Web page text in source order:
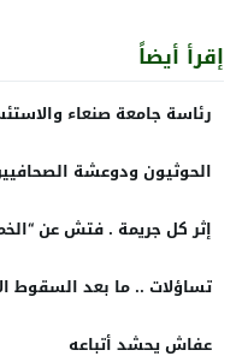
إقرأ أيضاً
رئاسة جامعة صنعاء
الحوثيون ودوعشة
إثر كل جريمة . فتش عن
تساؤلات .. ما بعد السقوط
عفاش يحشد أتباعه